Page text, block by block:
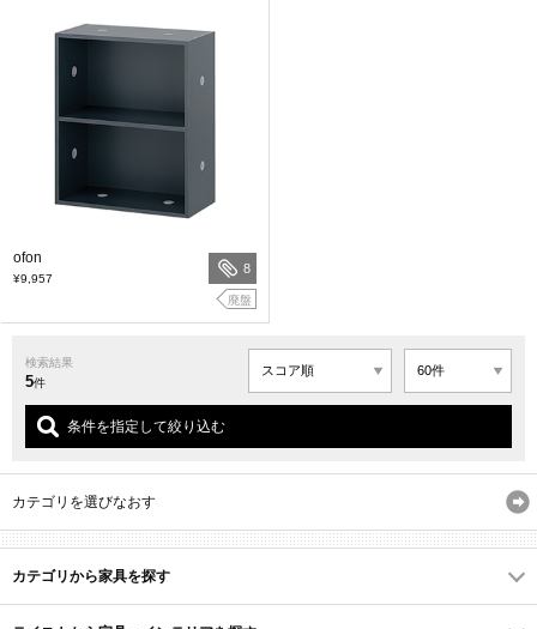
ofon
¥9,957
8
廃盤
検索結果
5件
条件を指定して絞り込む
カテゴリを選びなおす
カテゴリから家具を探す